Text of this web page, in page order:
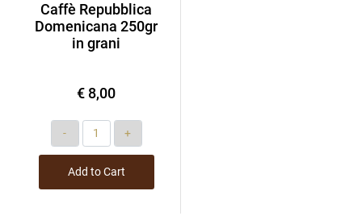
Caffè Repubblica
Domenicana 250gr
in grani
€ 8,00
Quantity
Add to Cart